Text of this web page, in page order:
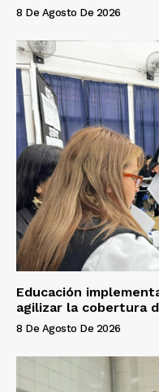
8 De Agosto De 2026
Educación
agilizar la cobertura
8 De Agosto De 2026